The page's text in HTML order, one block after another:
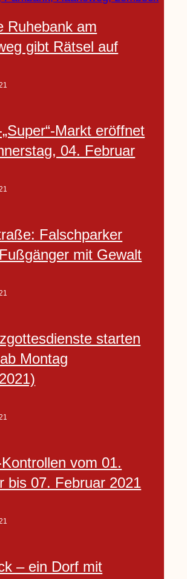
Ruhebank am
gibt Rätsel auf
Markt eröffnet
04. Februar
Falschparker
mit Gewalt
starten
Montag
vom 01.
bis 07. Februar 2021
– ein Dorf mit